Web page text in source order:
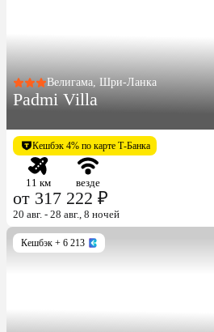
Велигама, Шри-Ланка
Padmi Villa
Кешбэк 4% по карте Т-Банка
11 км везде
от 317 222 ₽
20 авг. - 28 авг., 8 ночей
Кешбэк + 6 213